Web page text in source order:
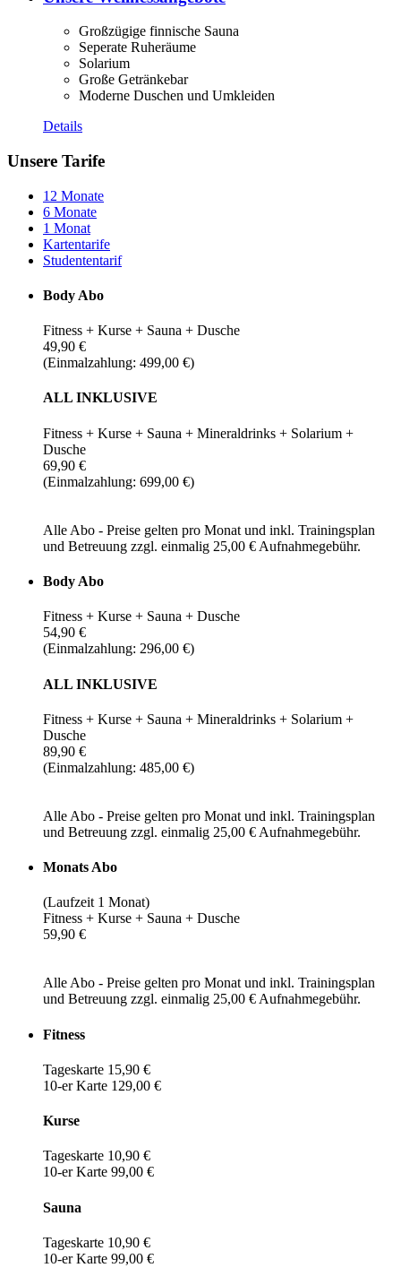
Großzügige finnische Sauna
Seperate Ruheräume
Solarium
Große Getränkebar
Moderne Duschen und Umkleiden
Details
Unsere Tarife
12 Monate
6 Monate
1 Monat
Kartentarife
Studententarif
Body Abo
Fitness + Kurse + Sauna + Dusche
49,90 €
(Einmalzahlung: 499,00 €)
ALL INKLUSIVE
Fitness + Kurse + Sauna + Mineraldrinks + Solarium +
Dusche
69,90 €
(Einmalzahlung: 699,00 €)
Alle Abo - Preise gelten pro Monat und inkl. Trainingsplan
und Betreuung zzgl. einmalig 25,00 € Aufnahmegebühr.
Body Abo
Fitness + Kurse + Sauna + Dusche
54,90 €
(Einmalzahlung: 296,00 €)
ALL INKLUSIVE
Fitness + Kurse + Sauna + Mineraldrinks + Solarium +
Dusche
89,90 €
(Einmalzahlung: 485,00 €)
Alle Abo - Preise gelten pro Monat und inkl. Trainingsplan
und Betreuung zzgl. einmalig 25,00 € Aufnahmegebühr.
Monats Abo
(Laufzeit 1 Monat)
Fitness + Kurse + Sauna + Dusche
59,90 €
Alle Abo - Preise gelten pro Monat und inkl. Trainingsplan
und Betreuung zzgl. einmalig 25,00 € Aufnahmegebühr.
Fitness
Tageskarte 15,90 €
10-er Karte 129,00 €
Kurse
Tageskarte 10,90 €
10-er Karte 99,00 €
Sauna
Tageskarte 10,90 €
10-er Karte 99,00 €